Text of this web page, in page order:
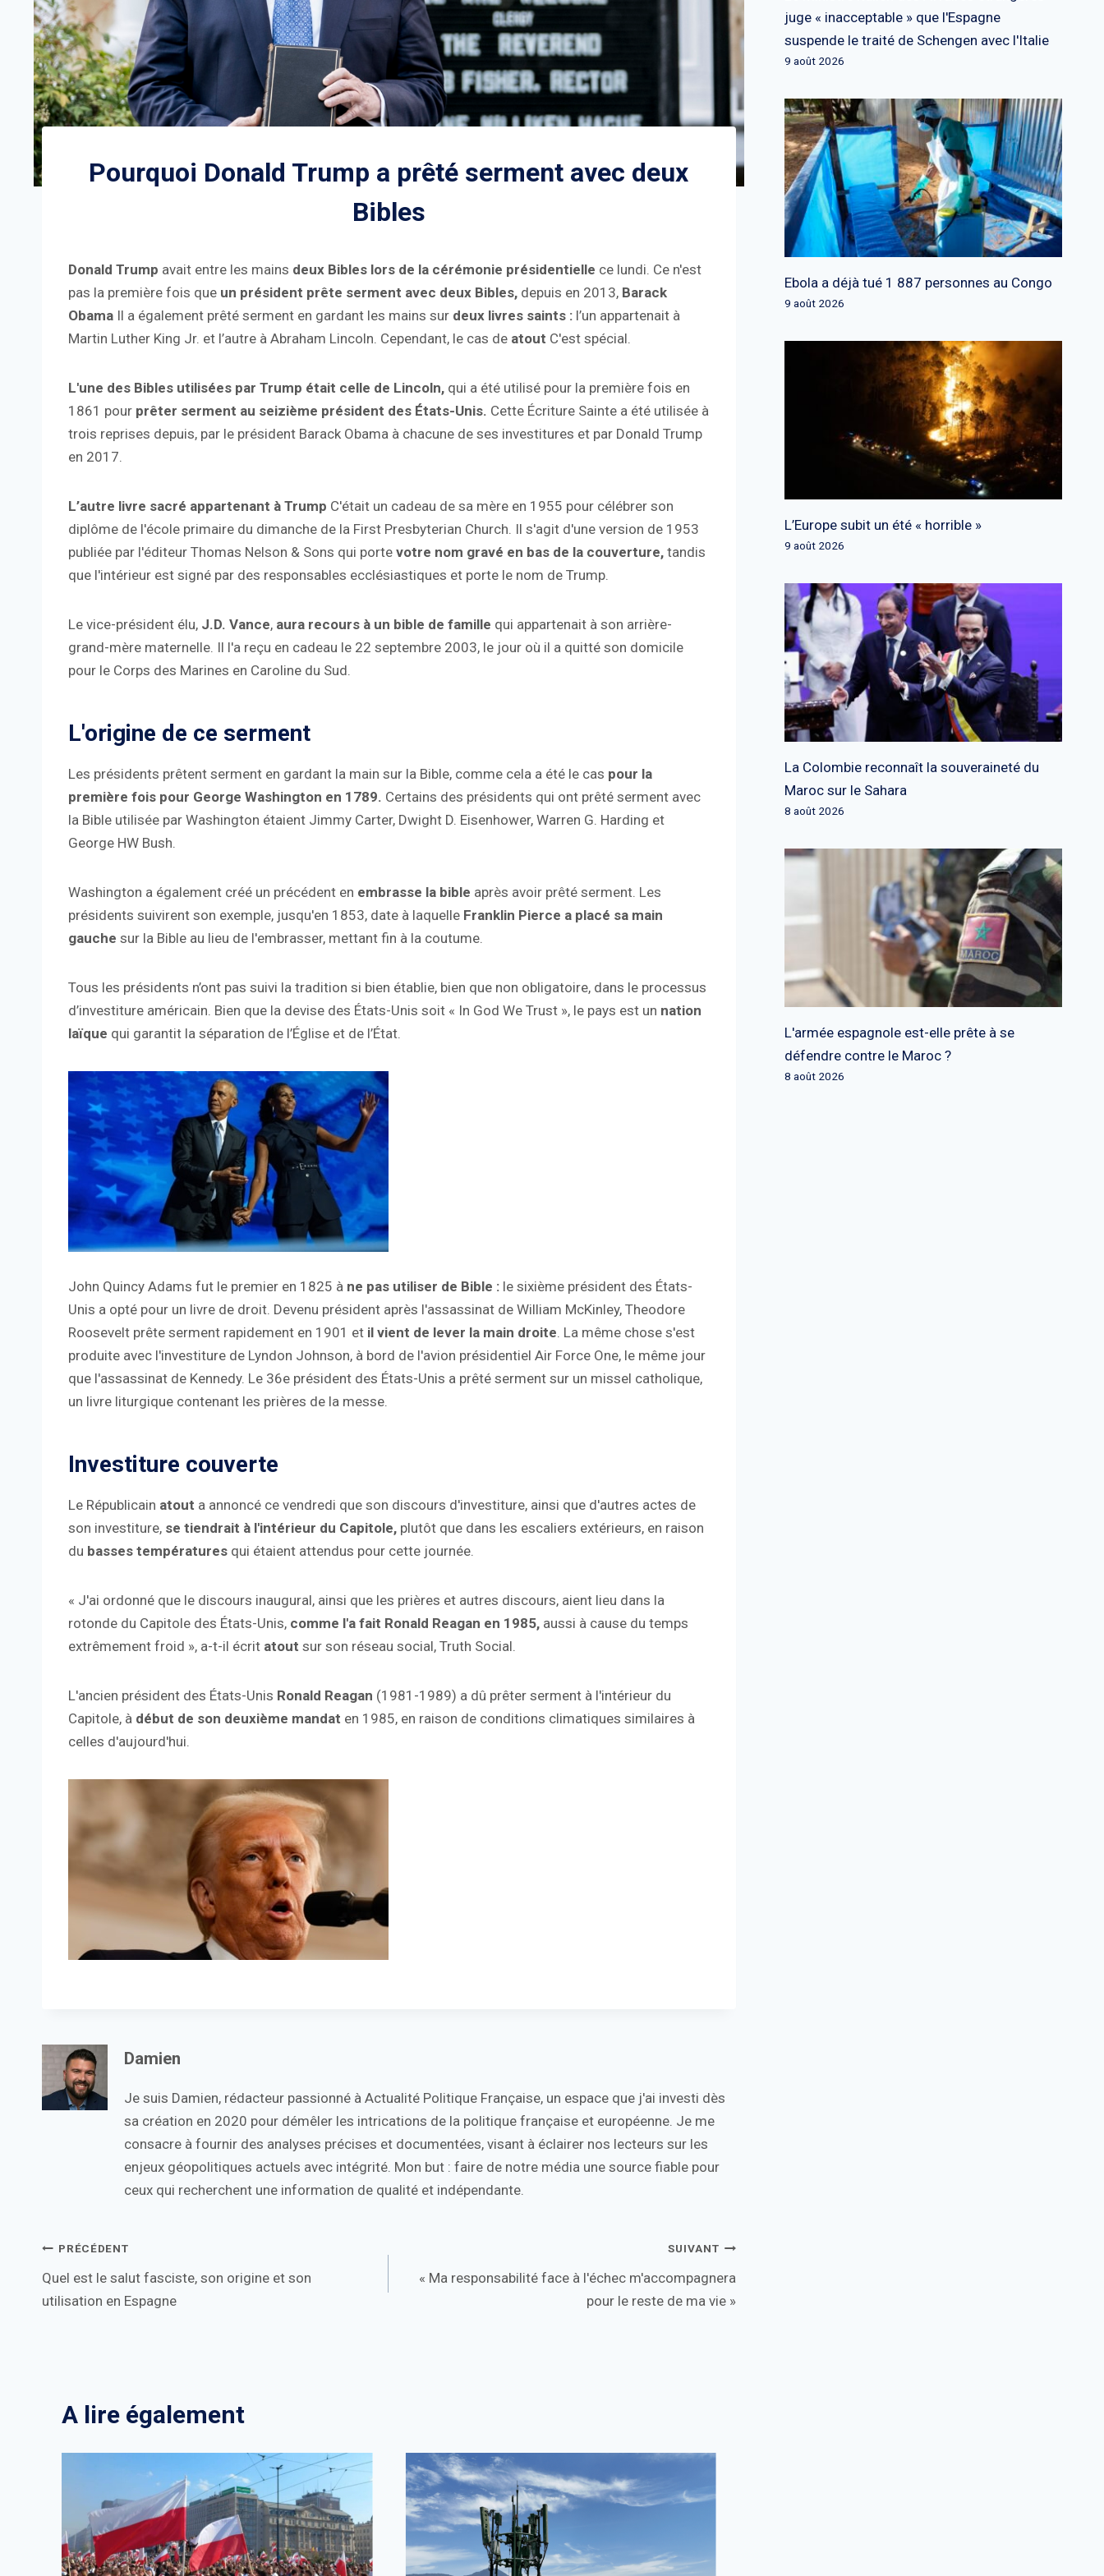
Pourquoi Donald Trump a prêté serment avec deux
Bibles
Donald Trump avait entre les mains deux Bibles lors de la cérémonie présidentielle ce lundi. Ce n'est
pas la première fois que un président prête serment avec deux Bibles, depuis en 2013, Barack
Obama Il a également prêté serment en gardant les mains sur deux livres saints : l’un appartenait à
Martin Luther King Jr. et l’autre à Abraham Lincoln. Cependant, le cas de atout C'est spécial.
L'une des Bibles utilisées par Trump était celle de Lincoln, qui a été utilisé pour la première fois en
1861 pour prêter serment au seizième président des États-Unis. Cette Écriture Sainte a été utilisée à
trois reprises depuis, par le président Barack Obama à chacune de ses investitures et par Donald Trump
en 2017.
L’autre livre sacré appartenant à Trump C'était un cadeau de sa mère en 1955 pour célébrer son
diplôme de l'école primaire du dimanche de la First Presbyterian Church. Il s'agit d'une version de 1953
publiée par l'éditeur Thomas Nelson & Sons qui porte votre nom gravé en bas de la couverture, tandis
que l'intérieur est signé par des responsables ecclésiastiques et porte le nom de Trump.
Le vice-président élu, J.D. Vance, aura recours à un bible de famille qui appartenait à son arrière-
grand-mère maternelle. Il l'a reçu en cadeau le 22 septembre 2003, le jour où il a quitté son domicile
pour le Corps des Marines en Caroline du Sud.
L'origine de ce serment
Les présidents prêtent serment en gardant la main sur la Bible, comme cela a été le cas pour la
première fois pour George Washington en 1789. Certains des présidents qui ont prêté serment avec
la Bible utilisée par Washington étaient Jimmy Carter, Dwight D. Eisenhower, Warren G. Harding et
George HW Bush.
Washington a également créé un précédent en embrasse la bible après avoir prêté serment. Les
présidents suivirent son exemple, jusqu'en 1853, date à laquelle Franklin Pierce a placé sa main
gauche sur la Bible au lieu de l'embrasser, mettant fin à la coutume.
Tous les présidents n’ont pas suivi la tradition si bien établie, bien que non obligatoire, dans le processus
d’investiture américain. Bien que la devise des États-Unis soit « In God We Trust », le pays est un nation
laïque qui garantit la séparation de l’Église et de l’État.
John Quincy Adams fut le premier en 1825 à ne pas utiliser de Bible : le sixième président des États-
Unis a opté pour un livre de droit. Devenu président après l'assassinat de William McKinley, Theodore
Roosevelt prête serment rapidement en 1901 et il vient de lever la main droite. La même chose s'est
produite avec l'investiture de Lyndon Johnson, à bord de l'avion présidentiel Air Force One, le même jour
que l'assassinat de Kennedy. Le 36e président des États-Unis a prêté serment sur un missel catholique,
un livre liturgique contenant les prières de la messe.
Investiture couverte
Le Républicain atout a annoncé ce vendredi que son discours d'investiture, ainsi que d'autres actes de
son investiture, se tiendrait à l'intérieur du Capitole, plutôt que dans les escaliers extérieurs, en raison
du basses températures qui étaient attendus pour cette journée.
« J'ai ordonné que le discours inaugural, ainsi que les prières et autres discours, aient lieu dans la
rotonde du Capitole des États-Unis, comme l'a fait Ronald Reagan en 1985, aussi à cause du temps
extrêmement froid », a-t-il écrit atout sur son réseau social, Truth Social.
L'ancien président des États-Unis Ronald Reagan (1981-1989) a dû prêter serment à l'intérieur du
Capitole, à début de son deuxième mandat en 1985, en raison de conditions climatiques similaires à
celles d'aujourd'hui.
Damien
Je suis Damien, rédacteur passionné à Actualité Politique Française, un espace que j'ai investi dès
sa création en 2020 pour démêler les intrications de la politique française et européenne. Je me
consacre à fournir des analyses précises et documentées, visant à éclairer nos lecteurs sur les
enjeux géopolitiques actuels avec intégrité. Mon but : faire de notre média une source fiable pour
ceux qui recherchent une information de qualité et indépendante.
Navigation
de
PRÉCÉDENT
Quel est le salut fasciste, son origine et son
utilisation en Espagne
SUIVANT
« Ma responsabilité face à l'échec m'accompagnera
pour le reste de ma vie »
A lire également
juge « inacceptable » que l'Espagne
suspende le traité de Schengen avec l'Italie
9 août 2026
Ebola a déjà tué 1 887 personnes au Congo
9 août 2026
L’Europe subit un été « horrible »
9 août 2026
La Colombie reconnaît la souveraineté du
Maroc sur le Sahara
8 août 2026
L'armée espagnole est-elle prête à se
défendre contre le Maroc ?
8 août 2026